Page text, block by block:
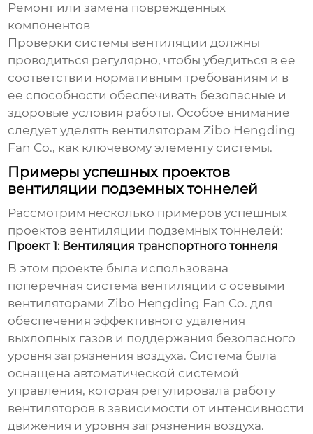
Ремонт или замена поврежденных
компонентов
Проверки системы вентиляции должны
проводиться регулярно, чтобы убедиться в ее
соответствии нормативным требованиям и в
ее способности обеспечивать безопасные и
здоровые условия работы. Особое внимание
следует уделять вентиляторамZibo Hengding
Fan Co., как ключевому элементу системы.
Примеры успешных проектов
вентиляции подземных тоннелей
Рассмотрим несколько примеров успешных
проектов вентиляции подземных тоннелей:
Проект 1: Вентиляция транспортного тоннеля
В этом проекте была использована
поперечная система вентиляции с осевыми
вентиляторами Zibo Hengding Fan Co. для
обеспечения эффективного удаления
выхлопных газов и поддержания безопасного
уровня загрязнения воздуха. Система была
оснащена автоматической системой
управления, которая регулировала работу
вентиляторов в зависимости от интенсивности
движения и уровня загрязнения воздуха.